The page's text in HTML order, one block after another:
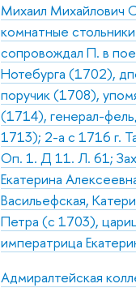
Михаил Михайлович
комнатные
сопровождал П. в
Нотебурга (1702),
поручик (1708),
(1714), генерал-
1713); 2-а с 1716 г.
Оп. 1. Д 11. Л. 61;
Екатерина
Васильефская,
Петра (с 1703),
императрица
Адмиралтейская